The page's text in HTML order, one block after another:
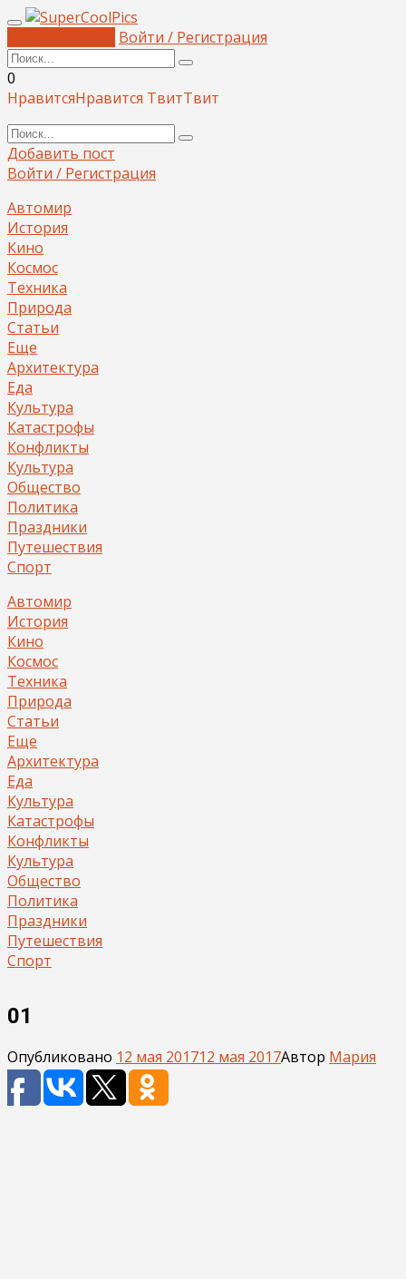
Войти / Регистрация
0
НравитсяНравится ТвитТвит
Добавить пост
Войти / Регистрация
Автомир
История
Кино
Космос
Техника
Природа
Статьи
Еще
Архитектура
Еда
Культура
Катастрофы
Конфликты
Культура
Общество
Политика
Праздники
Путешествия
Спорт
Автомир
История
Кино
Космос
Техника
Природа
Статьи
Еще
Архитектура
Еда
Культура
Катастрофы
Конфликты
Культура
Общество
Политика
Праздники
Путешествия
Спорт
01
Опубликовано 12 мая 201712 мая 2017Автор Мария